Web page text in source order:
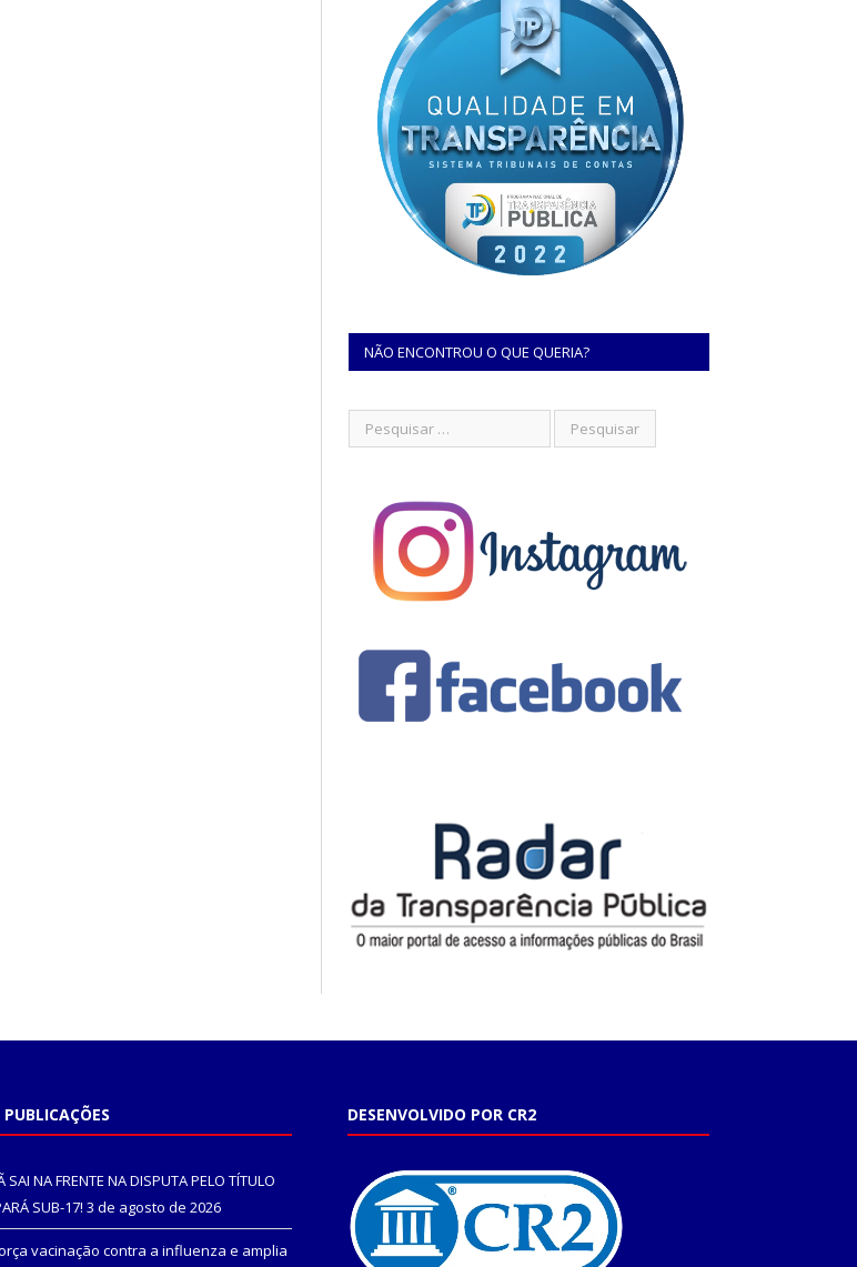
NÃO ENCONTROU O QUE QUERIA?
SAI NA FRENTE NA DISPUTA PELO TÍTULO
SUB-17! 3 de agosto de 2026
vacinação contra a influenza e amplia
DESENVOLVIDO POR CR2